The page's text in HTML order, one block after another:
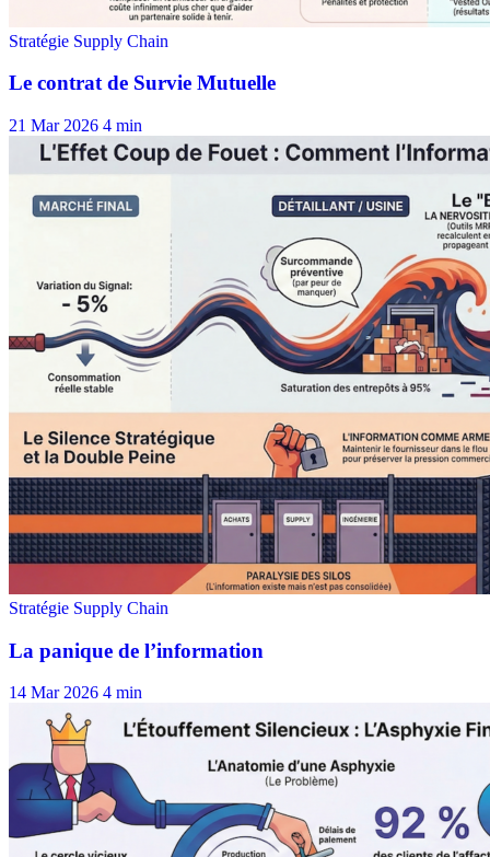
21 Mar 2026 4 min
14 Mar 2026 4 min